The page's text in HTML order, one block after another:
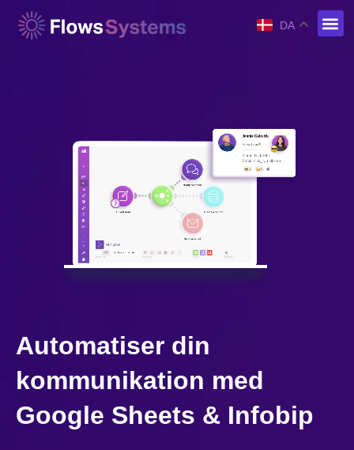
DA
Automatiser din
kommunikation med
Google Sheets & Infobip